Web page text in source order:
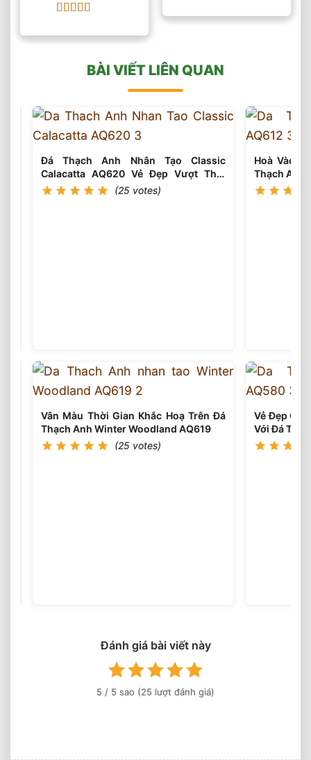
hạng55 sao
hạng55 sao
BÀI VIẾT LIÊN QUAN
Đại
Dương
Với
Thạch
Anh
Ocean
Đá Thạch Anh Nhân Tạo Classic
Calacatta AQ620 Vẻ Đẹp Vượt Thời
Gian
(25 votes)
Vân Màu Thời Gian Khắc Hoạ Trên Đá
Thạch Anh Winter Woodland AQ619
(25 votes)
Hoà Vào
Thạch Anh
Vẻ Đẹp Cổ
Với Đá
Đánh giá bài viết này
5 / 5 sao (25 lượt đánh giá)